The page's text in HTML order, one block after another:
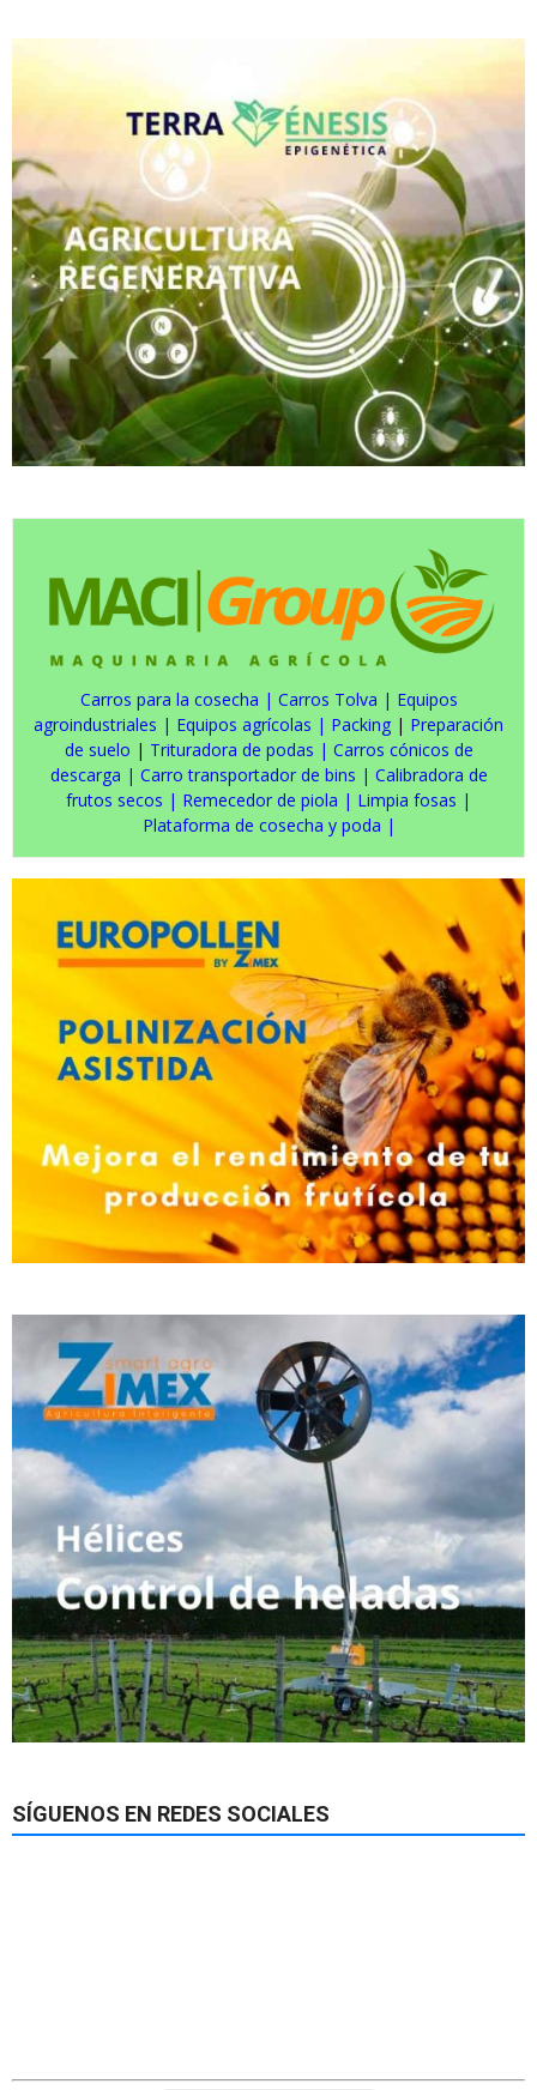
Carros para la cosecha | Carros Tolva | Equipos
agroindustriales | Equipos agrícolas | Packing | Preparación
de suelo | Trituradora de podas | Carros cónicos de
descarga | Carro transportador de bins | Calibradora de
frutos secos | Remecedor de piola | Limpia fosas |
Plataforma de cosecha y poda |
SÍGUENOS EN REDES SOCIALES